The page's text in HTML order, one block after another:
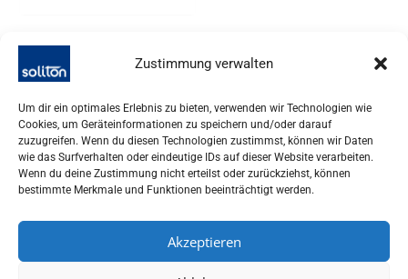
Zustimmung verwalten
Um dir ein optimales Erlebnis zu bieten, verwenden wir Technologien wie
Cookies, um Geräteinformationen zu speichern und/oder darauf
zuzugreifen. Wenn du diesen Technologien zustimmst, können wir Daten
wie das Surfverhalten oder eindeutige IDs auf dieser Website verarbeiten.
Wenn du deine Zustimmung nicht erteilst oder zurückziehst, können
bestimmte Merkmale und Funktionen beeinträchtigt werden.
Akzeptieren
SOLITON LASER UND MESSTECHNIK GMBH, TALHOFSTR. 32,